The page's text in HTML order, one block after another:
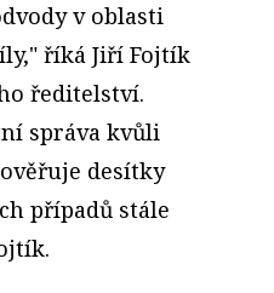
v oblasti
říká Jiří Fojtík
ředitelství.
správa kvůli
desítky
případů stále